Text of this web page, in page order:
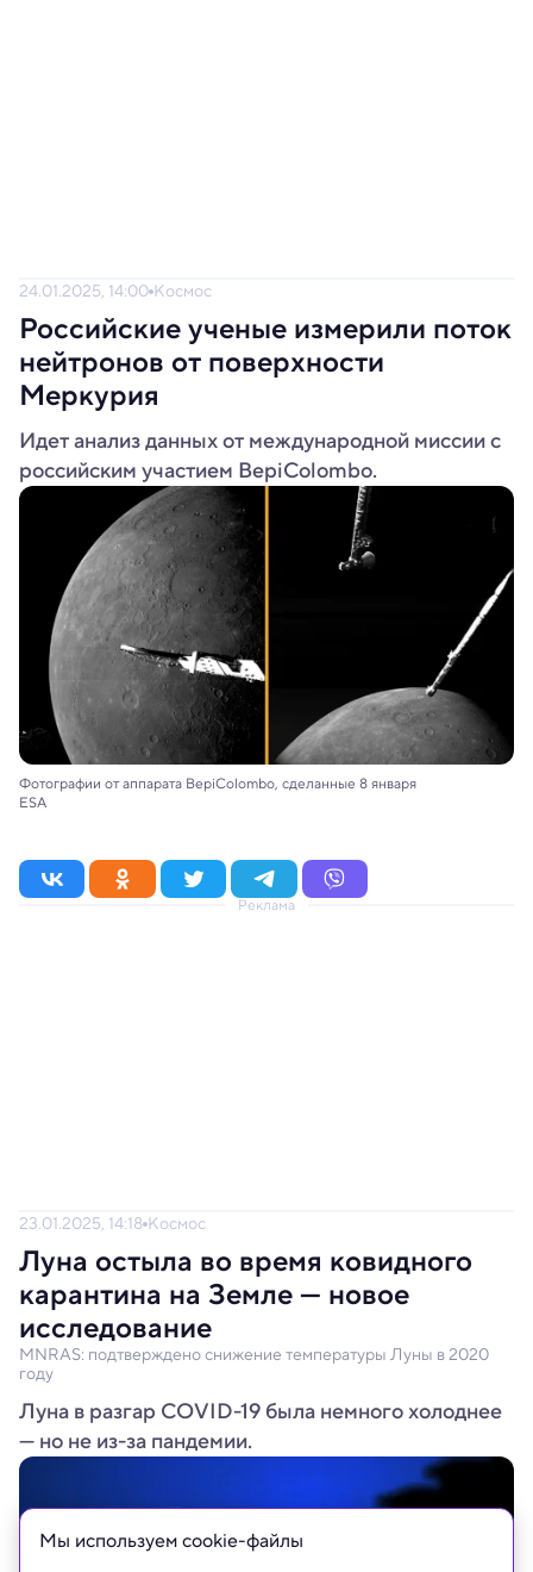
24.01.2025, 14:00 Космос
Российские ученые измерили поток
нейтронов от поверхности
Меркурия
Идет анализ данных от международной миссии с
российским участием BepiColombo.
Фотографии от аппарата BepiColombo, сделанные 8 января
ESA
Реклама
23.01.2025, 14:18 Космос
Луна остыла во время ковидного
карантина на Земле — новое
исследование
MNRAS: подтверждено снижение температуры Луны в 2020
году
Луна в разгар COVID-19 была немного холоднее
— но не из-за пандемии.
Мы используем сookie-файлы